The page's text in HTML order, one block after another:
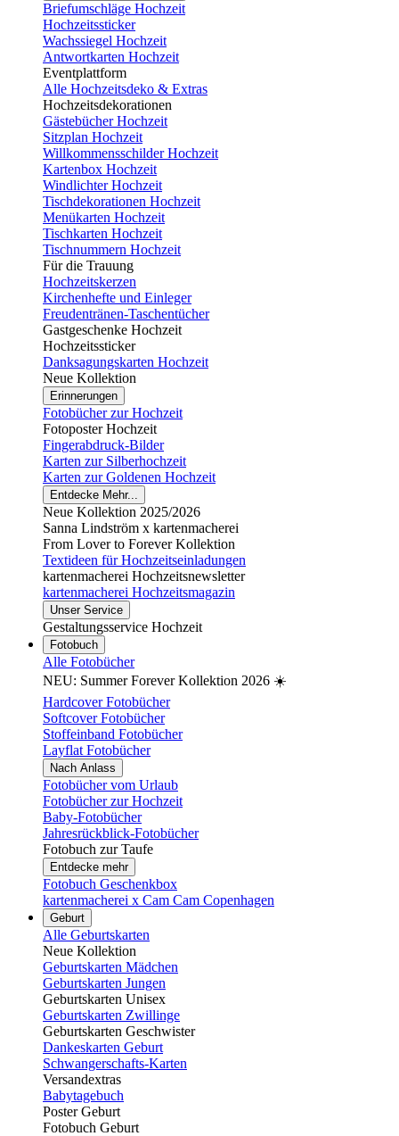
Briefumschläge Hochzeit
Hochzeitssticker
Wachssiegel Hochzeit
Antwortkarten Hochzeit
Eventplattform
Alle Hochzeitsdeko & Extras
Hochzeitsdekorationen
Gästebücher Hochzeit
Sitzplan Hochzeit
Willkommensschilder Hochzeit
Kartenbox Hochzeit
Windlichter Hochzeit
Tischdekorationen Hochzeit
Menükarten Hochzeit
Tischkarten Hochzeit
Tischnummern Hochzeit
Für die Trauung
Hochzeitskerzen
Kirchenhefte und Einleger
Freudentränen-Taschentücher
Gastgeschenke Hochzeit
Hochzeitssticker
Danksagungskarten Hochzeit
Neue Kollektion
Erinnerungen
Fotobücher zur Hochzeit
Fotoposter Hochzeit
Fingerabdruck-Bilder
Karten zur Silberhochzeit
Karten zur Goldenen Hochzeit
Entdecke Mehr...
Neue Kollektion 2025/2026
Sanna Lindström x kartenmacherei
From Lover to Forever Kollektion
Textideen für Hochzeitseinladungen
kartenmacherei Hochzeitsnewsletter
kartenmacherei Hochzeitsmagazin
Unser Service
Gestaltungsservice Hochzeit
Fotobuch
Alle Fotobücher
NEU: Summer Forever Kollektion 2026 ☀️
Hardcover Fotobücher
Softcover Fotobücher
Stoffeinband Fotobücher
Layflat Fotobücher
Nach Anlass
Fotobücher vom Urlaub
Fotobücher zur Hochzeit
Baby-Fotobücher
Jahresrückblick-Fotobücher
Fotobuch zur Taufe
Entdecke mehr
Fotobuch Geschenkbox
kartenmacherei x Cam Cam Copenhagen
Geburt
Alle Geburtskarten
Neue Kollektion
Geburtskarten Mädchen
Geburtskarten Jungen
Geburtskarten Unisex
Geburtskarten Zwillinge
Geburtskarten Geschwister
Dankeskarten Geburt
Schwangerschafts-Karten
Versandextras
Babytagebuch
Poster Geburt
Fotobuch Geburt